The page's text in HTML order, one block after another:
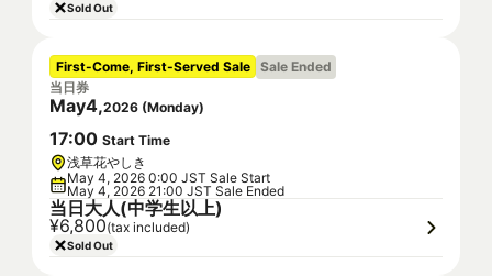
Sold Out
First-Come, First-Served Sale Sale Ended
当日券
May4,2026 (Monday)
17:00 Start Time
浅草花やしき
May 4, 2026 0:00 JST Sale Start
May 4, 2026 21:00 JST Sale Ended
当日大人(中学生以上)
¥6,800(tax included)
Sold Out